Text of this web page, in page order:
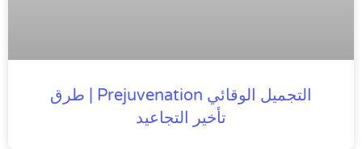
التجميل الوقائي Prejuvenation | طرق
تأخير التجاعيد